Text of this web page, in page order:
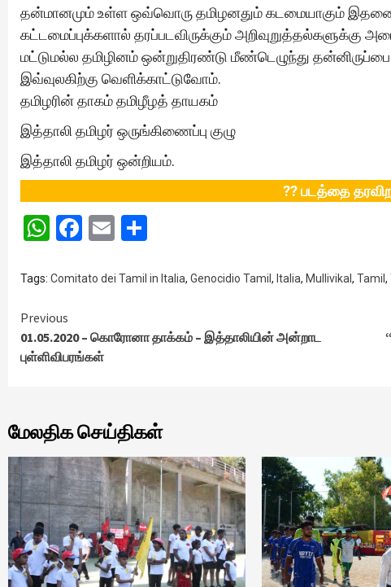
தன்மானமும் உள்ள ஒவ்வொரு தமிழனதும் கடமையாகும் இதனை
கட்டமைப்புக்களால் தரப்படவிருக்கும் அறிவுறுத்தல்களுக்கு
மட்டுமல்ல தமிழினம் ஒன்றுதிரண்டு மீண்டெழுந்து
இவ்வுலகிற்கு வெளிக்காட்டுவோம்.
தமிழரின் தாகம் தமிழீழத் தாயகம்
இத்தாலி தமிழர் ஒருங்கிணைப்பு குழு
இத்தாலி தமிழர் ஒன்றியம்.
?? படத்தை
WhatsApp
Facebook
Email
Tags: Comitato dei Tamil in Italia, Genocidio Tamil , Italia, Mullivikal , Tamil ,
Continue
Reading
Previous
01.05.2020 – கொரோனா தாக்கம் – இத்தாலியின் அன்றாட
புள்ளிவிபரங்கள்
மேலதிக செய்திகள்